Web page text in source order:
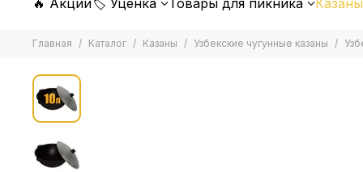
🔥 Акции🏷 Уценка Товары для пикника Казаны
Главная Каталог Казаны Узбекские чугунные казаны